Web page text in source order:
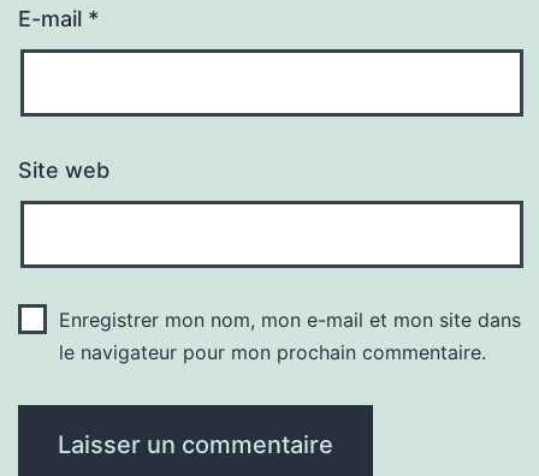
E-mail *
Site web
Enregistrer mon nom, mon e-mail et mon site dans
le navigateur pour mon prochain commentaire.